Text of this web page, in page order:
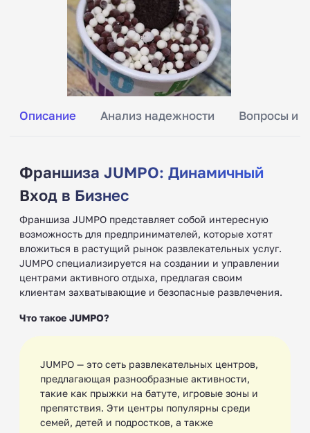
Описание Анализ надежности Вопросы и
Франшиза JUMPO: Динамичный
Вход в Бизнес
Франшиза JUMPO представляет собой интересную
возможность для предпринимателей, которые хотят
вложиться в растущий рынок развлекательных услуг.
JUMPO специализируется на создании и управлении
центрами активного отдыха, предлагая своим
клиентам захватывающие и безопасные развлечения.
Что такое JUMPO?
JUMPO — это сеть развлекательных центров,
предлагающая разнообразные активности,
такие как прыжки на батуте, игровые зоны и
препятствия. Эти центры популярны среди
семей, детей и подростков, а также